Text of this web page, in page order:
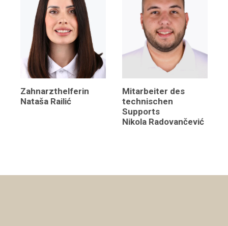
Zahnarzthelferin
Nataša Railić
Mitarbeiter des
technischen
Supports
Nikola Radovančević